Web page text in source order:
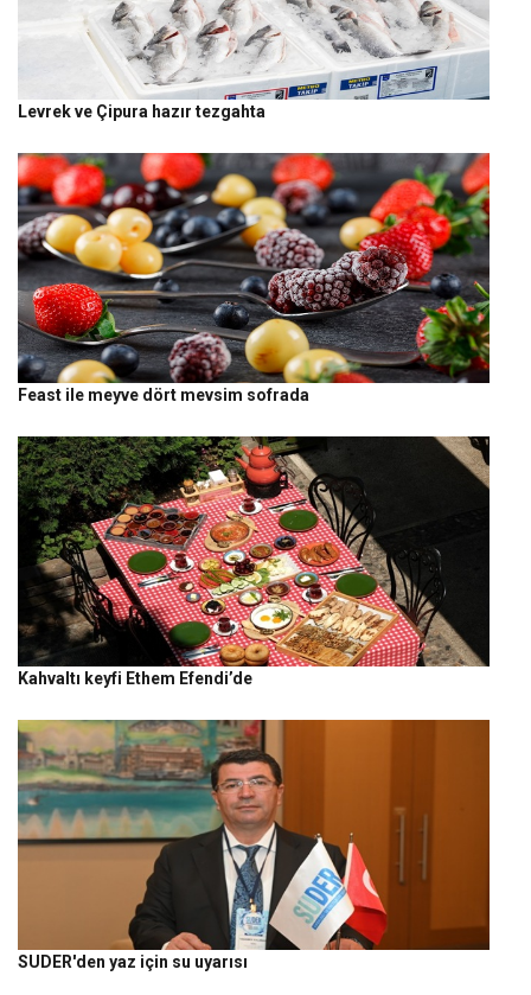
Levrek ve Çipura hazır tezgahta
Feast ile meyve dört mevsim sofrada
Kahvaltı keyfi Ethem Efendi’de
SUDER'den yaz için su uyarısı